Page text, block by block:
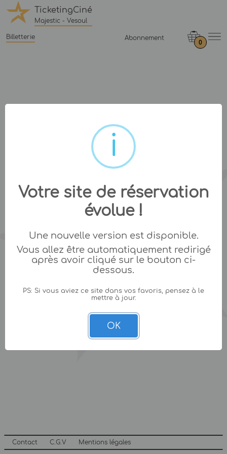
TicketingCiné
Majestic - Vesoul
Billetterie Abonnement
0
Contact C.G.V Mentions légales
Votre site de réservation
évolue !
Une nouvelle version est disponible.
Vous allez être automatiquement redirigé
après avoir cliqué sur le bouton ci-
dessous.
PS: Si vous aviez ce site dans vos favoris, pensez à le
mettre à jour.
OK